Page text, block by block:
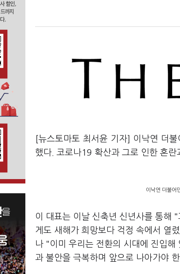
[뉴스토마토 최서윤 기자] 이낙연 더
했다. 코로나19 확산과 그로 인한 혼란
이낙연 더불어
이 대표는 이날 신축년 신년사를 통해
게도 새해가 희망보다 걱정 속에서 열
나 "이미 우리는 전환의 시대에 진입
과 불안을 극복하며 앞으로 나아가야